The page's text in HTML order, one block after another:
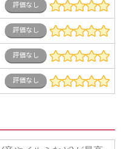
評価なし
評価なし
評価なし
評価なし